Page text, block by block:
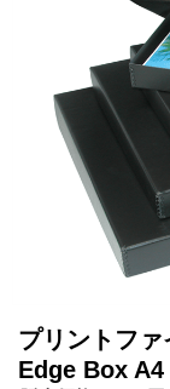
プリントフ
Edge Box A4